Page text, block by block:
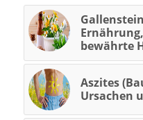
bewährte
Aszites
Ursachen